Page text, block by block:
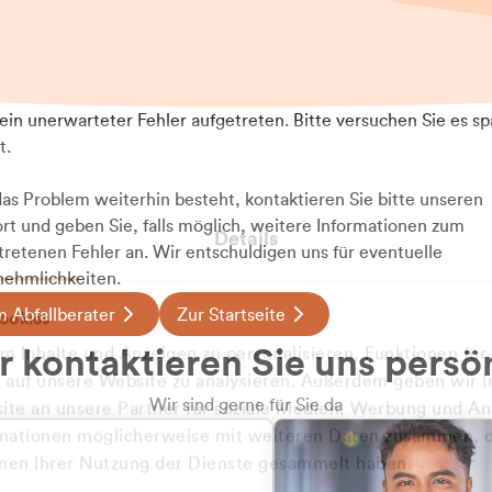
Details
Inhalte und Anzeigen zu personalisieren, Funktionen
unsere Website zu analysieren. Außerdem geben wir
an unsere Partner für soziale Medien, Werbung und
möglicherweise mit weiteren Daten zusammen,
Ihrer Nutzung der Dienste gesammelt haben.
welcher
Sie?
unerwarteter Fehler aufgetreten. Bitte versuchen Sie es
Problem weiterhin besteht, kontaktieren Sie bitte unseren
und geben Sie, falls möglich, weitere Informationen zum
Fehler an. Wir entschuldigen uns für eventuelle
Abfallberater Zur Startseite
kontaktieren Sie uns
Wir sind gerne für Sie da